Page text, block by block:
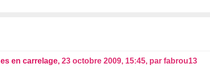
en carrelage, 23 octobre 2009, 15:45, par fabrou13